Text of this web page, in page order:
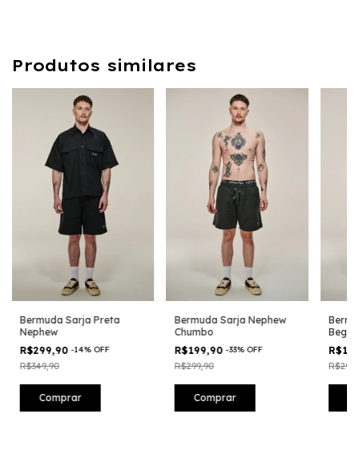
Produtos similares
Bermuda Sarja Preta
Nephew
R$299,90-14% OFF
R$349,90
Comprar
Bermuda Sarja Nephew
Chumbo
R$199,90-33% OFF
R$299,90
Comprar
Bege